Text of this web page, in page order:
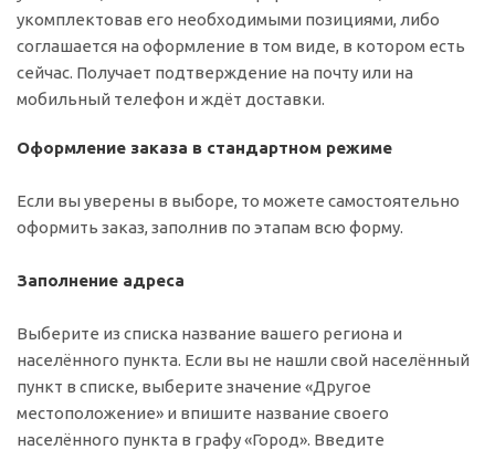
укомплектовав его необходимыми позициями, либо
соглашается на оформление в том виде, в котором есть
сейчас. Получает подтверждение на почту или на
мобильный телефон и ждёт доставки.
Оформление заказа в стандартном режиме
Если вы уверены в выборе, то можете самостоятельно
оформить заказ, заполнив по этапам всю форму.
Заполнение адреса
Выберите из списка название вашего региона и
населённого пункта. Если вы не нашли свой населённый
пункт в списке, выберите значение «Другое
местоположение» и впишите название своего
населённого пункта в графу «Город». Введите